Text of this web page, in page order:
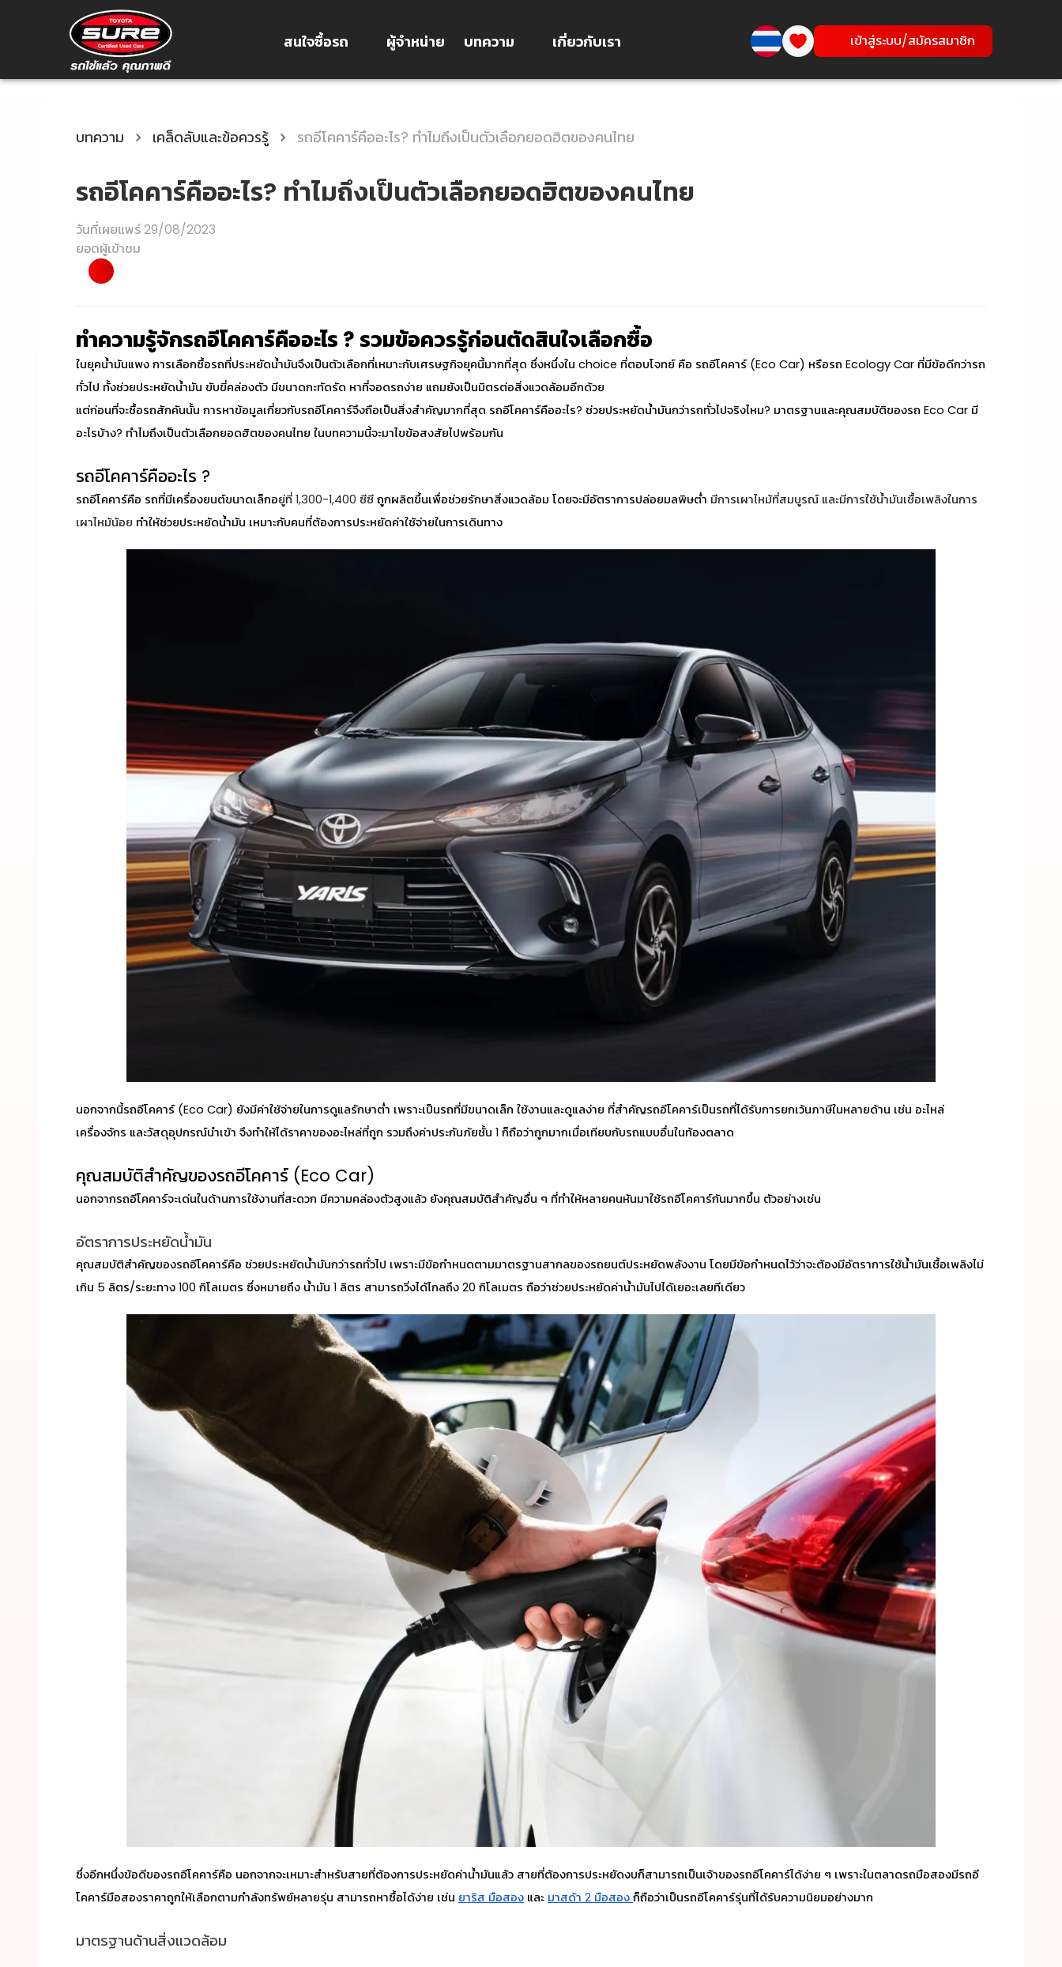
สนใจซื้อรถ ผู้จำหน่าย บทความ เกี่ยวกับเรา เข้าสู่ระบบ/สมัครสมาชิก
บทความ เคล็ดลับและข้อควรรู้ รถอีโคคาร์คืออะไร? ทำไมถึงเป็นตัวเลือกยอดฮิตของคนไทย
รถอีโคคาร์คืออะไร? ทำไมถึงเป็นตัวเลือกยอดฮิตของคนไทย
วันที่เผยแพร่29/08/2023
ยอดผู้เข้าชม
ทำความรู้จักรถอีโคคาร์คืออะไร ? รวมข้อควรรู้ก่อนตัดสินใจเลือกซื้อ
ในยุคน้ำมันแพง การเลือกซื้อรถที่ประหยัดน้ำมันจึงเป็นตัวเลือกที่เหมาะกับเศรษฐกิจยุคนี้มากที่สุด ซึ่งหนึ่งใน choice ที่ตอบโจทย์ คือ รถอีโคคาร์ (Eco Car) หรือรถ Ecology Car ที่มีข้อดีกว่ารถ
ทั่วไป ทั้งช่วยประหยัดน้ำมัน ขับขี่คล่องตัว มีขนาดกะทัดรัด หาที่จอดรถง่าย แถมยังเป็นมิตรต่อสิ่งแวดล้อมอีกด้วย
แต่ก่อนที่จะซื้อรถสักคันนั้น การหาข้อมูลเกี่ยวกับรถอีโคคาร์จึงถือเป็นสิ่งสำคัญมากที่สุด รถอีโคคาร์คืออะไร? ช่วยประหยัดน้ำมันกว่ารถทั่วไปจริงไหม? มาตรฐานและคุณสมบัติของรถ Eco Car มี
อะไรบ้าง? ทำไมถึงเป็นตัวเลือกยอดฮิตของคนไทย ในบทความนี้จะมาไขข้อสงสัยไปพร้อมกัน
รถอีโคคาร์คืออะไร ?
รถอีโคคาร์คือ รถที่มีเครื่องยนต์ขนาดเล็กอยู่ที่ 1,300-1,400 ซีซี ถูกผลิตขึ้นเพื่อช่วยรักษาสิ่งแวดล้อม โดยจะมีอัตราการปล่อยมลพิษต่ำ มีการเผาไหม้ที่สมบูรณ์ และมีการใช้น้ำมันเชื้อเพลิงในการ
เผาไหม้น้อย ทำให้ช่วยประหยัดน้ำมัน เหมาะกับคนที่ต้องการประหยัดค่าใช้จ่ายในการเดินทาง
นอกจากนี้รถอีโคคาร์ (Eco Car) ยังมีค่าใช้จ่ายในการดูแลรักษาต่ำ เพราะเป็นรถที่มีขนาดเล็ก ใช้งานและดูแลง่าย ที่สำคัญรถอีโคคาร์เป็นรถที่ได้รับการยกเว้นภาษีในหลายด้าน เช่น อะไหล่
เครื่องจักร และวัสดุอุปกรณ์นำเข้า จึงทำให้ได้ราคาของอะไหล่ที่ถูก รวมถึงค่าประกันภัยชั้น 1 ก็ถือว่าถูกมากเมื่อเทียบกับรถแบบอื่นในท้องตลาด
คุณสมบัติสำคัญของรถอีโคคาร์ (Eco Car)
นอกจากรถอีโคคาร์จะเด่นในด้านการใช้งานที่สะดวก มีความคล่องตัวสูงแล้ว ยังคุณสมบัติสำคัญอื่น ๆ ที่ทำให้หลายคนหันมาใช้รถอีโคคาร์กันมากขึ้น ตัวอย่างเช่น
อัตราการประหยัดน้ำมัน
คุณสมบัติสำคัญของรถอีโคคาร์คือ ช่วยประหยัดน้ำมันกว่ารถทั่วไป เพราะมีข้อกำหนดตามมาตรฐานสากลของรถยนต์ประหยัดพลังงาน โดยมีข้อกำหนดไว้ว่าจะต้องมีอัตราการใช้น้ำมันเชื้อเพลิงไม่
เกิน 5 ลิตร/ระยะทาง 100 กิโลเมตร ซึ่งหมายถึง น้ำมัน 1 ลิตร สามารถวิ่งได้ไกลถึง 20 กิโลเมตร ถือว่าช่วยประหยัดค่าน้ำมันไปได้เยอะเลยทีเดียว
ซึ่งอีกหนึ่งข้อดีของรถอีโคคาร์คือ นอกจากจะเหมาะสำหรับสายที่ต้องการประหยัดค่าน้ำมันแล้ว สายที่ต้องการประหยัดงบก็สามารถเป็นเจ้าของรถอีโคคาร์ได้ง่าย ๆ เพราะในตลาดรถมือสองมีรถอี
โคคาร์มือสองราคาถูกให้เลือกตามกำลังทรัพย์หลายรุ่น สามารถหาซื้อได้ง่าย เช่น ยาริส มือสอง และ มาสด้า 2 มือสอง ก็ถือว่าเป็นรถอีโคคาร์รุ่นที่ได้รับความนิยมอย่างมาก
มาตรฐานด้านสิ่งแวดล้อม